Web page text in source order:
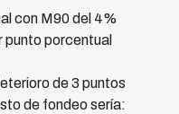
con M90 del 4%
punto porcentual
de 3 puntos
de fondeo sería: